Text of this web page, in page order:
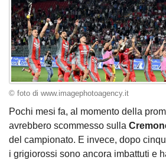
© foto di www.imagephotoagency.it
Pochi mesi fa, al momento della
avrebbero scommesso sulla
del campionato. E invece, dopo
i grigiorossi sono ancora imbattuti e